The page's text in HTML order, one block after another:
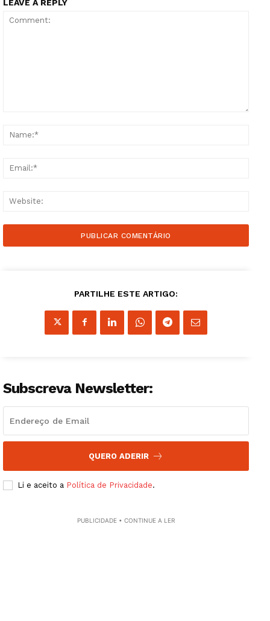
LEAVE A REPLY
PARTILHE ESTE ARTIGO:
Subscreva Newsletter:
QUERO ADERIR
Li e aceito a Política de Privacidade.
PUBLICIDADE • CONTINUE A LER